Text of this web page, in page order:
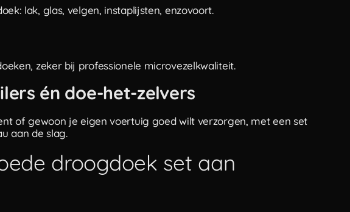
lak, glas, velgen, instaplijsten, enzovoort.
zeker bij professionele microvezelkwaliteit.
én doe-het-zelvers
of gewoon je eigen voertuig goed wilt verzorgen, met een set
aan de slag.
droogdoek set aan